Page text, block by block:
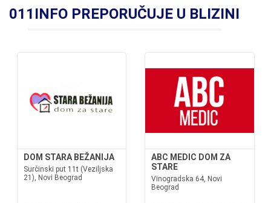
011INFO PREPORUČUJE U BLIZINI
DOM STARA BEŽANIJA
Surčinski put 11t (Veziljska
21), Novi Beograd
ABC MEDIC DOM ZA
STARE
Vinogradska 64, Novi
Beograd